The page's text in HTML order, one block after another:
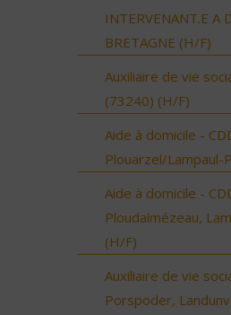
INTERVENANT.E A
BRETAGNE (H/F)
Auxiliaire de vie
(73240) (H/F)
Aide à domicile -
Plouarzel/
Aide à domicile -
Ploudalmézeau,
(H/F)
Auxiliaire de vie
Porspoder,